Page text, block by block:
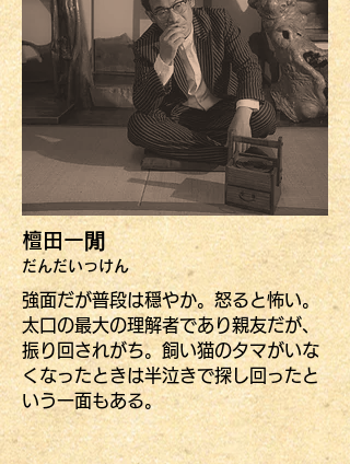
檀田一閒
だんだいっけん
強面だが普段は穏やか。怒ると怖い。
太口の最大の理解者であり親友だが、
振り回されがち。飼い猫のタマがいな
くなったときは半泣きで探し回ったと
いう一面もある。